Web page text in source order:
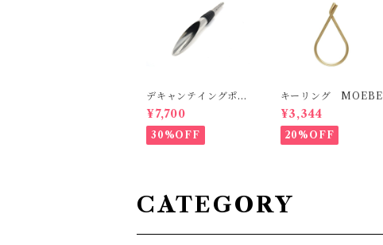
デキャンテイングポワ
ラー ROSENDAHL
¥7,700
30%OFF
キーリング MOEBE
¥3,344
20%OFF
CATEGORY